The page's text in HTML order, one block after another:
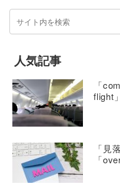
人気記事
「
flight
「見
「